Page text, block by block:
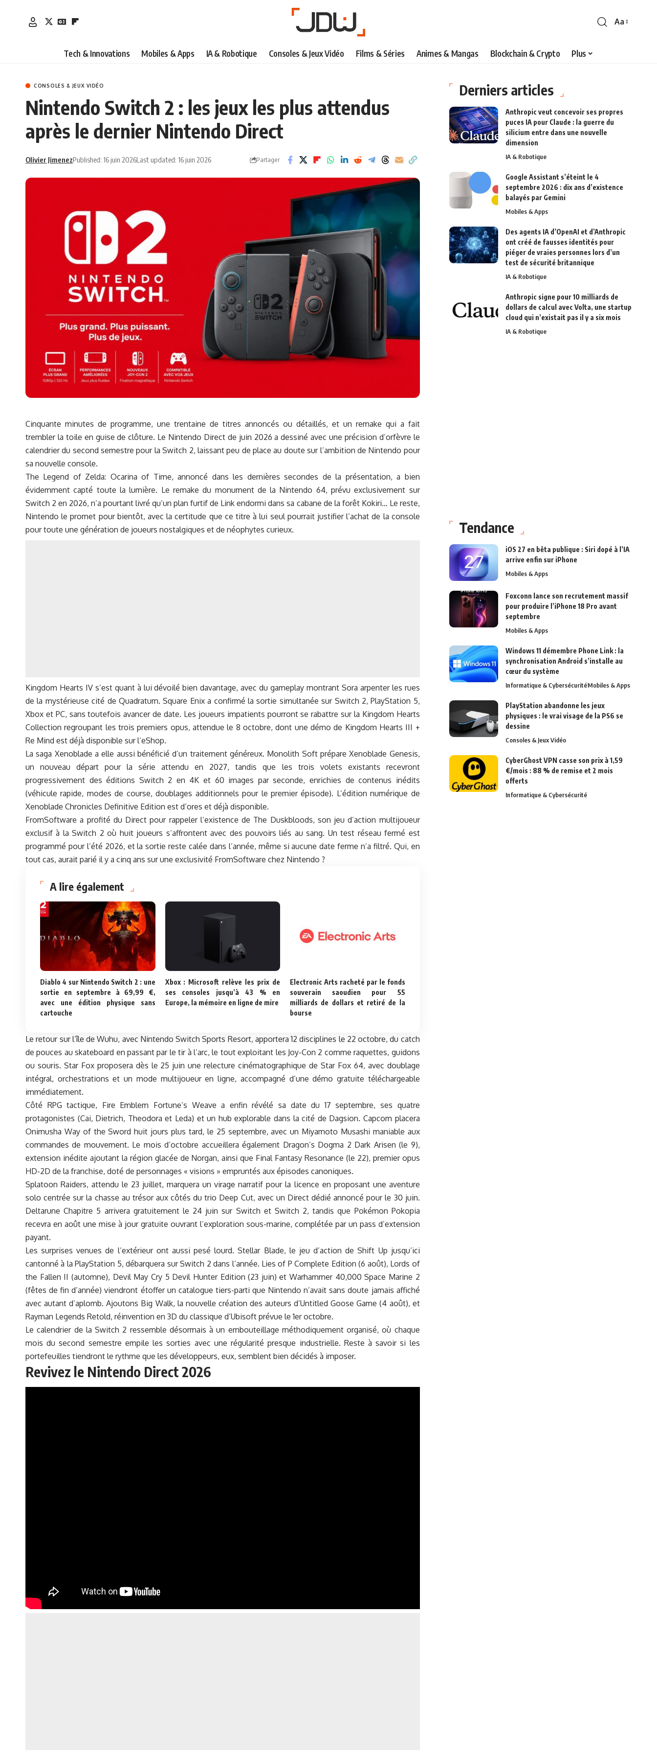
Aa
Tech & Innovations Mobiles & Apps IA & Robotique Consoles & Jeux Vidéo Films & Séries Animes & Mangas Blockchain & Crypto Plus
CONSOLES & JEUX VIDÉO
Nintendo Switch 2 : les jeux les plus attendus
après le dernier Nintendo Direct
Olivier JimenezPublished: 16 juin 2026Last updated: 16 juin 2026 Partager
Cinquante minutes de programme, une trentaine de titres annoncés ou détaillés, et un remake qui a fait
trembler la toile en guise de clôture. Le Nintendo Direct de juin 2026 a dessiné avec une précision d’orfèvre le
calendrier du second semestre pour la Switch 2, laissant peu de place au doute sur l’ambition de Nintendo pour
sa nouvelle console.
The Legend of Zelda: Ocarina of Time, annoncé dans les dernières secondes de la présentation, a bien
évidemment capté toute la lumière. Le remake du monument de la Nintendo 64, prévu exclusivement sur
Switch 2 en 2026, n’a pourtant livré qu’un plan furtif de Link endormi dans sa cabane de la forêt Kokiri… Le reste,
Nintendo le promet pour bientôt, avec la certitude que ce titre à lui seul pourrait justifier l’achat de la console
pour toute une génération de joueurs nostalgiques et de néophytes curieux.
Kingdom Hearts IV s’est quant à lui dévoilé bien davantage, avec du gameplay montrant Sora arpenter les rues
de la mystérieuse cité de Quadratum. Square Enix a confirmé la sortie simultanée sur Switch 2, PlayStation 5,
Xbox et PC, sans toutefois avancer de date. Les joueurs impatients pourront se rabattre sur la Kingdom Hearts
Collection regroupant les trois premiers opus, attendue le 8 octobre, dont une démo de Kingdom Hearts III +
Re Mind est déjà disponible sur l’eShop.
La saga Xenoblade a elle aussi bénéficié d’un traitement généreux. Monolith Soft prépare Xenoblade Genesis,
un nouveau départ pour la série attendu en 2027, tandis que les trois volets existants recevront
progressivement des éditions Switch 2 en 4K et 60 images par seconde, enrichies de contenus inédits
(véhicule rapide, modes de course, doublages additionnels pour le premier épisode). L’édition numérique de
Xenoblade Chronicles Definitive Edition est d’ores et déjà disponible.
FromSoftware a profité du Direct pour rappeler l’existence de The Duskbloods, son jeu d’action multijoueur
exclusif à la Switch 2 où huit joueurs s’affrontent avec des pouvoirs liés au sang. Un test réseau fermé est
programmé pour l’été 2026, et la sortie reste calée dans l’année, même si aucune date ferme n’a filtré. Qui, en
tout cas, aurait parié il y a cinq ans sur une exclusivité FromSoftware chez Nintendo ?
A lire également
Diablo 4 sur Nintendo Switch 2 : une
sortie en septembre à 69,99 €,
avec une édition physique sans
cartouche
Xbox : Microsoft relève les prix de
ses consoles jusqu’à 43 % en
Europe, la mémoire en ligne de mire
Electronic Arts racheté par le fonds
souverain saoudien pour 55
milliards de dollars et retiré de la
bourse
Le retour sur l’île de Wuhu, avec Nintendo Switch Sports Resort, apportera 12 disciplines le 22 octobre, du catch
de pouces au skateboard en passant par le tir à l’arc, le tout exploitant les Joy-Con 2 comme raquettes, guidons
ou souris. Star Fox proposera dès le 25 juin une relecture cinématographique de Star Fox 64, avec doublage
intégral, orchestrations et un mode multijoueur en ligne, accompagné d’une démo gratuite téléchargeable
immédiatement.
Côté RPG tactique, Fire Emblem Fortune’s Weave a enfin révélé sa date du 17 septembre, ses quatre
protagonistes (Cai, Dietrich, Theodora et Leda) et un hub explorable dans la cité de Dagsion. Capcom placera
Onimusha Way of the Sword huit jours plus tard, le 25 septembre, avec un Miyamoto Musashi maniable aux
commandes de mouvement. Le mois d’octobre accueillera également Dragon’s Dogma 2 Dark Arisen (le 9),
extension inédite ajoutant la région glacée de Norgan, ainsi que Final Fantasy Resonance (le 22), premier opus
HD-2D de la franchise, doté de personnages « visions » empruntés aux épisodes canoniques.
Splatoon Raiders, attendu le 23 juillet, marquera un virage narratif pour la licence en proposant une aventure
solo centrée sur la chasse au trésor aux côtés du trio Deep Cut, avec un Direct dédié annoncé pour le 30 juin.
Deltarune Chapitre 5 arrivera gratuitement le 24 juin sur Switch et Switch 2, tandis que Pokémon Pokopia
recevra en août une mise à jour gratuite ouvrant l’exploration sous-marine, complétée par un pass d’extension
payant.
Les surprises venues de l’extérieur ont aussi pesé lourd. Stellar Blade, le jeu d’action de Shift Up jusqu’ici
cantonné à la PlayStation 5, débarquera sur Switch 2 dans l’année. Lies of P Complete Edition (6 août), Lords of
the Fallen II (automne), Devil May Cry 5 Devil Hunter Edition (23 juin) et Warhammer 40,000 Space Marine 2
(fêtes de fin d’année) viendront étoffer un catalogue tiers-parti que Nintendo n’avait sans doute jamais affiché
avec autant d’aplomb. Ajoutons Big Walk, la nouvelle création des auteurs d’Untitled Goose Game (4 août), et
Rayman Legends Retold, réinvention en 3D du classique d’Ubisoft prévue le 1er octobre.
Le calendrier de la Switch 2 ressemble désormais à un embouteillage méthodiquement organisé, où chaque
mois du second semestre empile les sorties avec une régularité presque industrielle. Reste à savoir si les
portefeuilles tiendront le rythme que les développeurs, eux, semblent bien décidés à imposer.
Revivez le Nintendo Direct 2026
Derniers articles
Anthropic veut concevoir ses propres
puces IA pour Claude : la guerre du
silicium entre dans une nouvelle
dimension
IA & Robotique
Google Assistant s’éteint le 4
septembre 2026 : dix ans d’existence
balayés par Gemini
Mobiles & Apps
Des agents IA d’OpenAI et d’Anthropic
ont créé de fausses identités pour
piéger de vraies personnes lors d’un
test de sécurité britannique
IA & Robotique
Anthropic signe pour 10 milliards de
dollars de calcul avec Volta, une startup
cloud qui n’existait pas il y a six mois
IA & Robotique
Tendance
iOS 27 en bêta publique : Siri dopé à l’IA
arrive enfin sur iPhone
Mobiles & Apps
Foxconn lance son recrutement massif
pour produire l’iPhone 18 Pro avant
septembre
Mobiles & Apps
Windows 11 démembre Phone Link : la
synchronisation Android s’installe au
cœur du système
Informatique & CybersécuritéMobiles & Apps
PlayStation abandonne les jeux
physiques : le vrai visage de la PS6 se
dessine
Consoles & Jeux Vidéo
CyberGhost VPN casse son prix à 1,59
€/mois : 88 % de remise et 2 mois
offerts
Informatique & Cybersécurité